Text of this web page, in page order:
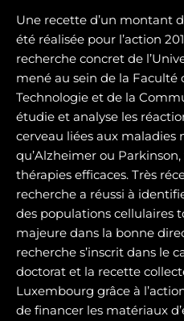
Une recette d’un montant
été réalisée pour l’action
recherche concret de
mené au sein de la Faculté
Technologie et de la
étudie et analyse les
cerveau liées aux maladies
qu’Alzheimer ou
thérapies efficaces. Très
recherche a réussi à
des populations cellulaires
majeure dans la bonne
recherche s’inscrit dans le
doctorat et la recette
Luxembourg grâce à
de financer les matériaux